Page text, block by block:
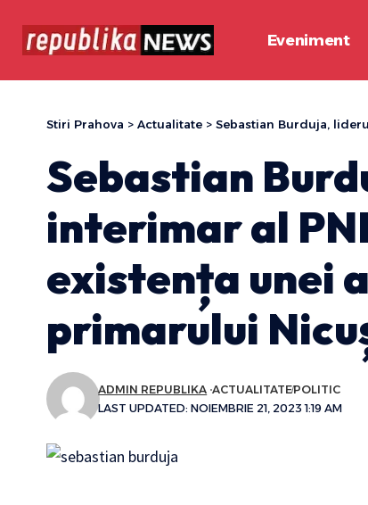
Eveniment
Stiri Prahova > Actualitate > Sebastian Burduja, liderul
Sebastian
interimar al
existența unei
primarului
LAST UPDATED: NOIEMBRIE 21, 2023 1:19 AM
ADMIN REPUBLIKA ACTUALITATEPOLITIC